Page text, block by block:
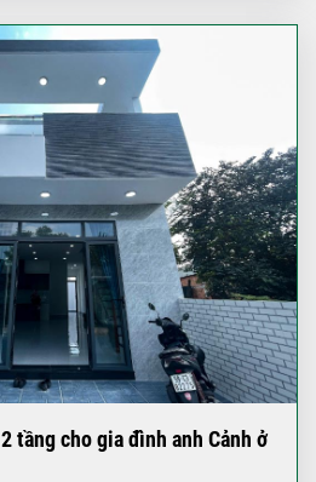
tầng cho gia đình anh Cảnh ở